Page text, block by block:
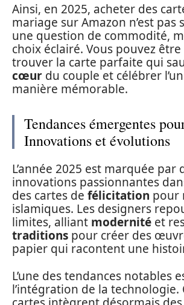
Ainsi, en 2025, acheter des
mariage sur Amazon n’est pas
une question de commodité,
choix éclairé. Vous pouvez être
trouver la carte parfaite qui
cœur du couple et célébrer
manière mémorable.
Tendances émergentes
Innovations et évolutions
L’année 2025 est marquée par
innovations passionnantes
des cartes de félicitation pour
islamiques. Les designers
limites, alliant modernité et
traditions pour créer des
papier qui racontent une
L’une des tendances notables
l’intégration de la technologie.